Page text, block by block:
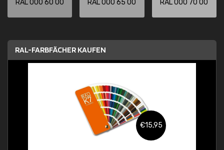
RAL 000 60 00 RAL 000 65 00 RAL 000 70 00
RAL-FARBFÄCHER KAUFEN
€15,95